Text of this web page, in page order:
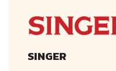
SINGER